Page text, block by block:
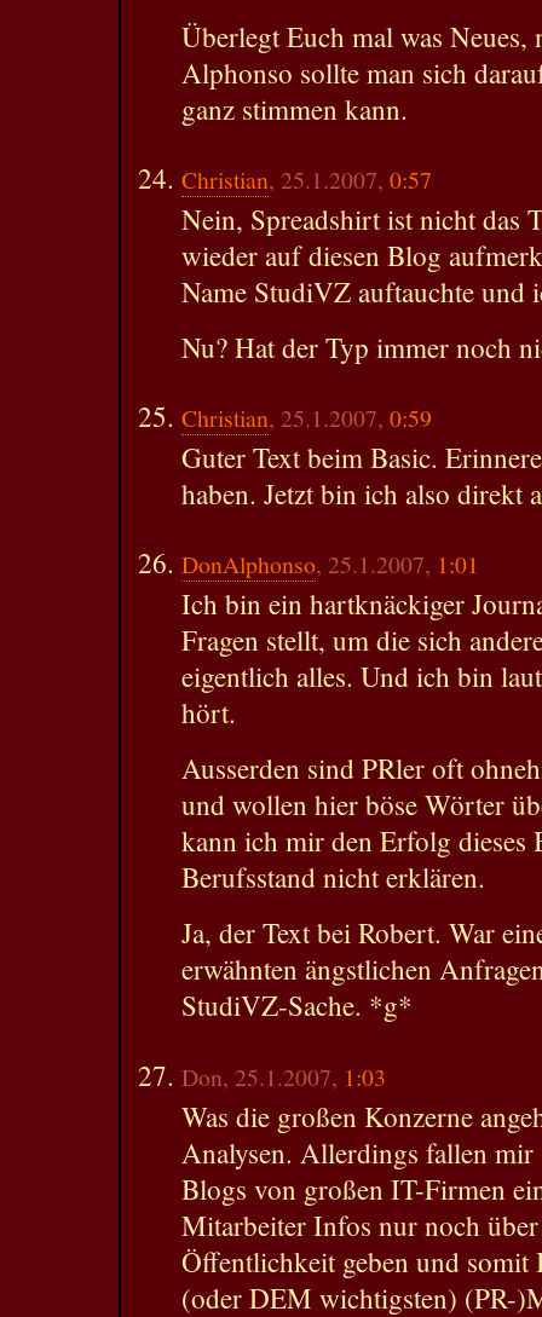
Überlegt Euch mal was Neues,
Alphonso sollte man sich
ganz stimmen kann.
Christian, 25.1.2007, 0:57
Nein, Spreadshirt ist nicht das
wieder auf diesen Blog
Name StudiVZ auftauchte und
Nu? Hat der Typ immer noch
Christian, 25.1.2007, 0:59
Guter Text beim Basic.
haben. Jetzt bin ich also direkt
DonAlphonso, 25.1.2007, 1:01
Ich bin ein hartknäckiger
Fragen stellt, um die sich
eigentlich alles. Und ich bin
hört.
Ausserden sind PRler oft
und wollen hier böse Wörter
kann ich mir den Erfolg dieses
Berufsstand nicht erklären.
Ja, der Text bei Robert. War
erwähnten ängstlichen
StudiVZ-Sache. *g*
Don, 25.1.2007, 1:03
Was die großen Konzerne
Analysen. Allerdings fallen
Blogs von großen IT-Firmen
Mitarbeiter Infos nur noch
Öffentlichkeit geben und somit
(oder DEM wichtigsten) (PR-